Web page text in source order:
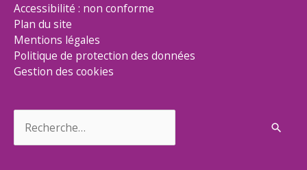
Accessibilité : non conforme
Plan du site
Mentions légales
Politique de protection des données
Gestion des cookies